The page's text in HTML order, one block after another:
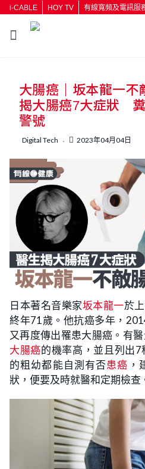
i-CABLE HOY TV 有線寬頻及電訊服
按輸入鍵開
大腸癌｜坂本龍一
揭大腸癌7大症狀
警號
Digital Tech 2023年04月04日
日本著名音樂家坂本龍一於
終年71歲。他抗癌多年，
又再度傳出罹患大腸癌。有
大腸癌的機率高，並且列出
的粗幼都能自測有否患癌 ，
狀，便要及時就醫和定期檢查